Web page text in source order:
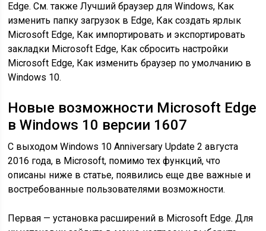
Edge. См. также Лучший браузер для Windows, Как
изменить папку загрузок в Edge, Как создать ярлык
Microsoft Edge, Как импортировать и экспортировать
закладки Microsoft Edge, Как сбросить настройки
Microsoft Edge, Как изменить браузер по умолчанию в
Windows 10.
Новые возможности Microsoft Edge
в Windows 10 версии 1607
С выходом Windows 10 Anniversary Update 2 августа
2016 года, в Microsoft, помимо тех функций, что
описаны ниже в статье, появились еще две важные и
востребованные пользователями возможности.
Первая — установка расширений в Microsoft Edge. Для